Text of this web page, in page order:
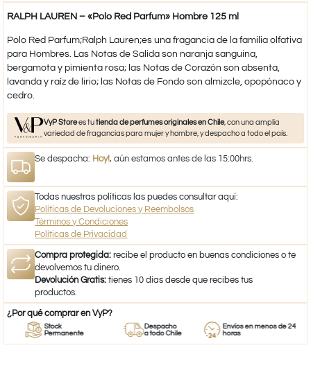
RALPH LAUREN – «Polo Red Parfum» Hombre 125 ml
Polo Red Parfum;Ralph Lauren;es una fragancia de la familia olfativa
para Hombres. Las Notas de Salida son naranja sanguina,
bergamota y pimienta rosa; las Notas de Corazón son absenta,
lavanda y raíz de lirio; las Notas de Fondo son almizcle, opopónaco y
cedro.
VyP Storees tutienda de perfumes originales en Chile, con una amplia
variedad de fragancias para mujer y hombre, y despacho a todo el país.
Se despacha: Hoy!, aún estamos antes de las 15:00hrs.
Todas nuestras políticas las puedes consultar aquí:
Políticas de Devoluciones y Reembolsos
Términos y Condiciones
Políticas de Privacidad
Compra protegida: recibe el producto en buenas condiciones o te
devolvemos tu dinero.
Devolución Gratis: tienes 10 días desde que recibes tus
productos.
¿Por qué comprar en VyP?
Stock
Permanente
Despacho
a todo Chile
Envíos en menos de 24
horas